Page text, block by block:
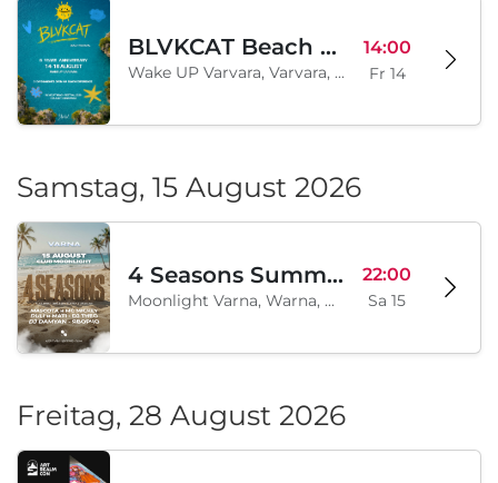
BLVKCAT Beach Festival 2026, Wake up Varvara
Wake UP Varvara, Varvara, BG
14:00
Fr 14
Samstag, 15 August 2026
4 Seasons Summer Edition
Moonlight Varna, Warna, BG
22:00
Sa 15
Freitag, 28 August 2026